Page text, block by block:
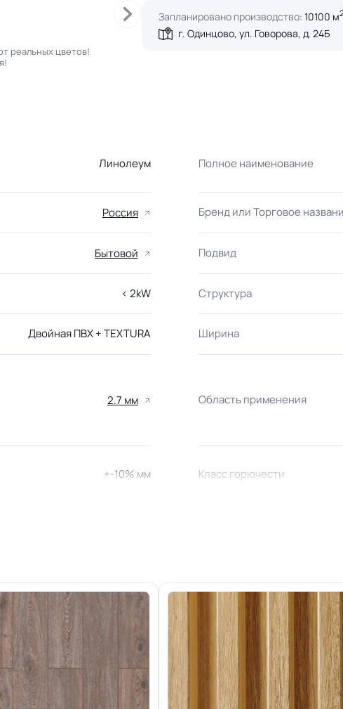
реальных цветов!
Запланировано производство: 10100 м2
г. Одинцово, ул. Говорова, д. 24Б
Линолеум Полное наименование
Россия Бренд или Торговое
Бытовой Подвид
< 2kW Структура
Двойная ПВХ + TEXTURA Ширина
2.7 мм Область применения
+-10% мм Класс горючести
отсутствие усадки
+-10% мкм Коэффициент
1.0 кг Срок службы
18-36 м Шумоизоляция